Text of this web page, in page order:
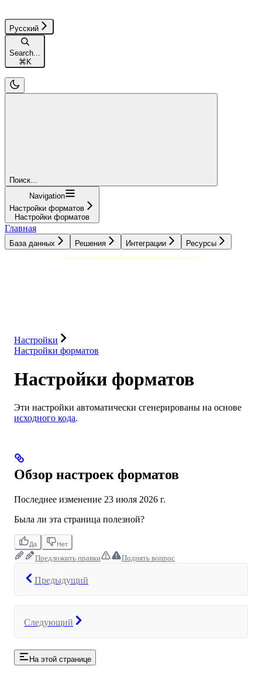
Русский
Search...
⌘K
Поиск...
Navigation
Настройки форматов
Настройки форматов
Главная
База данных Решения Интеграции Ресурсы
Настройки
Настройки форматов
Настройки форматов
Эти настройки автоматически сгенерированы на основе
исходного кода.
Обзор настроек форматов
Последнее изменение 23 июля 2026 г.
Была ли эта страница полезной?
Да Нет
Предложить правки Поднять вопрос
Предыдущий
Следующий
На этой странице